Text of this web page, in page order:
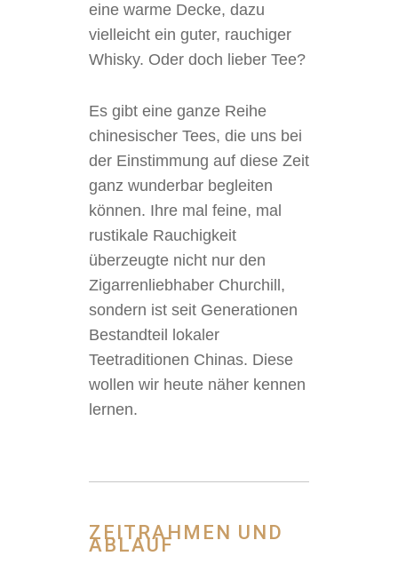
eine warme Decke, dazu
vielleicht ein guter, rauchiger
Whisky. Oder doch lieber Tee?
Es gibt eine ganze Reihe
chinesischer Tees, die uns bei
der Einstimmung auf diese Zeit
ganz wunderbar begleiten
können. Ihre mal feine, mal
rustikale Rauchigkeit
überzeugte nicht nur den
Zigarrenliebhaber Churchill,
sondern ist seit Generationen
Bestandteil lokaler
Teetraditionen Chinas. Diese
wollen wir heute näher kennen
lernen.
ZEITRAHMEN UND
ABLAUF